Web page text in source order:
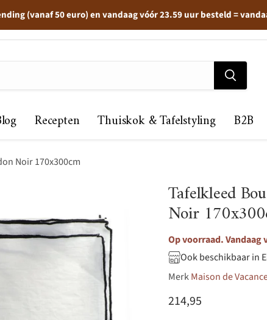
(vanaf 50 euro) en vandaag vóór 23.59 uur besteld =
Recepten Thuiskok & Tafelstyling B2B
Noir 170x300cm
Tafelkleed
Noir
Op voorraad. Vandaag
Ook beschikbaar in
MerkMaison de
Huidige prijs
214,95